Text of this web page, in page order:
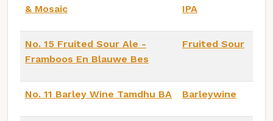
& Mosaic
IPA
No. 15 Fruited Sour Ale -
Framboos En Blauwe Bes
Fruited Sour
No. 11 Barley Wine Tamdhu BA Barleywine